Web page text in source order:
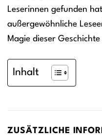
Leserinnen gefunden
außergewöhnliche
Magie dieser
Inhalt
ZUSÄTZLICHE